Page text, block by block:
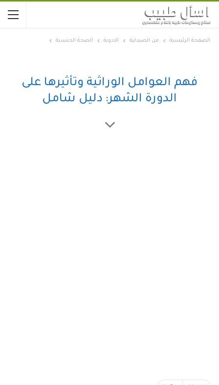
الصفحة الرئيسية من الصيدلية الادوية الصحة الجنسية
فهم العوامل الوراثية وتأثيرها على
الدورة الشهر: دليل شامل